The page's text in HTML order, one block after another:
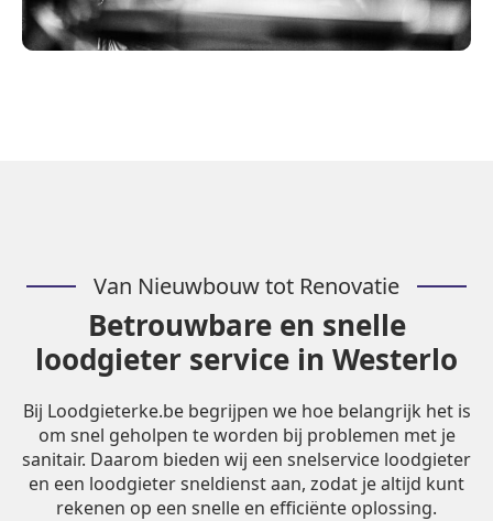
Van Nieuwbouw tot Renovatie
Betrouwbare en snelle
loodgieter service in Westerlo
Bij Loodgieterke.be begrijpen we hoe belangrijk het is
om snel geholpen te worden bij problemen met je
sanitair. Daarom bieden wij een snelservice loodgieter
en een loodgieter sneldienst aan, zodat je altijd kunt
rekenen op een snelle en efficiënte oplossing.